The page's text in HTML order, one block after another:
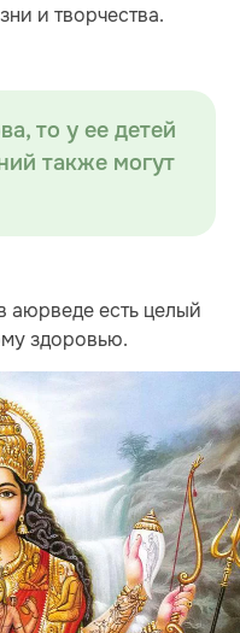
и творчества.
то у ее детей
также могут
аюрведе есть целый
здоровью.